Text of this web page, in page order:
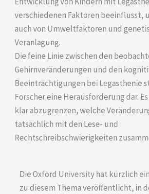
verschiedenen Faktoren beeinflusst,
auch von Umweltfaktoren und
Veranlagung.
Die feine Linie zwischen den
Gehirnveränderungen und den
Beeinträchtigungen bei Legasthenie
Forscher eine Herausforderung dar.
klar abzugrenzen, welche
tatsächlich mit den Lese- und
Rechtschreibschwierigkeiten
Die Oxford University hat kürzlich
zu diesem Thema veröffentlicht, in